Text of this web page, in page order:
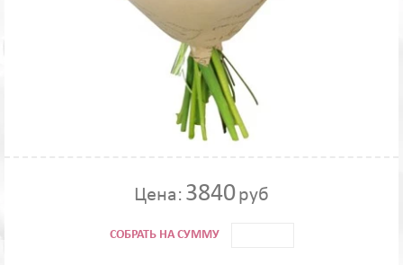
Цена: 3840руб
СОБРАТЬ НА СУММУ